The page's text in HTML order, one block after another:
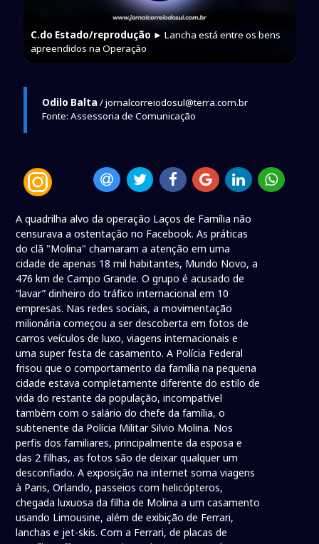
C.do Estado/reprodução ► Lancha está entre os bens
apreendidos na Operação
Odilo Balta / jornalcorreiodosul@terra.com.br
Fonte: Assessoria de Comunicação
A quadrilha alvo da operação Laços de Família não
censurava a ostentação no Facebook. As práticas
do clã "Molina" chamaram a atenção em uma
cidade de apenas 18 mil habitantes, Mundo Novo, a
476 km de Campo Grande. O grupo é acusado de
“lavar” dinheiro do tráfico internacional em 10
empresas. Nas redes sociais, a movimentação
milionária começou a ser descoberta em fotos de
carros veículos de luxo, viagens internacionais e
uma super festa de casamento. A Polícia Federal
frisou que o comportamento da família na pequena
cidade estava completamente diferente do estilo de
vida do restante da população, incompatível
também com o salário do chefe da família, o
subtenente da Polícia Militar Silvio Molina. Nos
perfis dos familiares, principalmente da esposa e
das 2 filhas, as fotos são de deixar qualquer um
desconfiado. A exposição na internet soma viagens
à Paris, Orlando, passeios com helicópteros,
chegada luxuosa da filha de Molina a um casamento
usando Limousine, além de exibição de Ferrari,
lanchas e jet-skis. Com a Ferrari, de placas de